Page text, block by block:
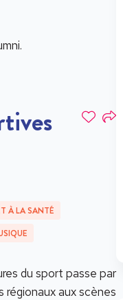
À LA SANTÉ
du sport passe par
aux scènes